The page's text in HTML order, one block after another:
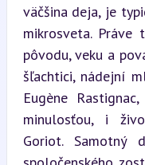
väčšina deja, je
mikrosveta.
pôvodu, veku a
šľachtici, nádejní
Eugène
minulosťou, i
Goriot. Samotný